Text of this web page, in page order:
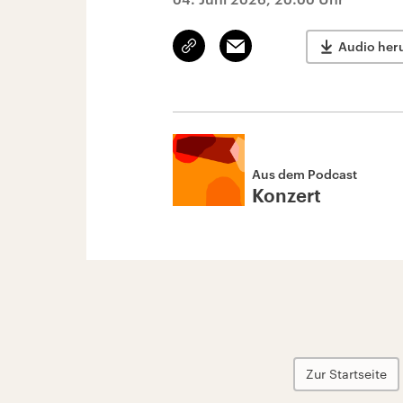
Link
kopieren/teilen
Email Audio
Aus dem Podcast
Konzert
Zur Startseite